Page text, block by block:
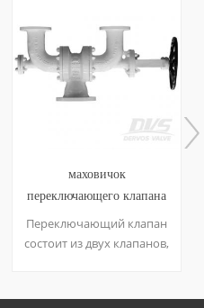
маховичок
переключающего клапана
Переключающий клапан
состоит из двух клапанов,
один - dn100, другой -